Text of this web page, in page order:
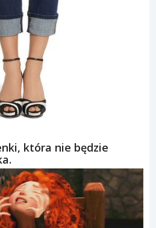
która nie będzie